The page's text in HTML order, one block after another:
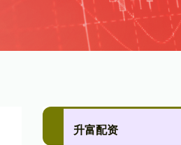
升富配资